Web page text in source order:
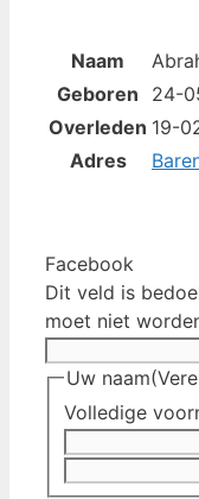
Naam
Geboren
24-
Overleden 19-
Adres
Facebook
Dit veld is
moet niet
Uw naam
Volledige